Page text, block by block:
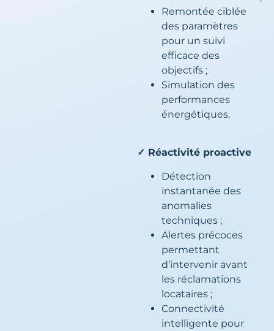
Remontée ciblée
des paramètres
pour un suivi
efficace des
objectifs ;
Simulation des
performances
énergétiques.
✓ Réactivité proactive
Détection
instantanée des
anomalies
techniques ;
Alertes précoces
permettant
d’intervenir avant
les réclamations
locataires ;
Connectivité
intelligente pour